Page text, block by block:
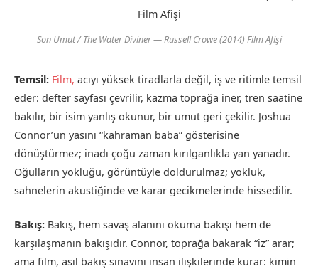
Son Umut / The Water Diviner — Russell Crowe (2014) Film Afişi
Temsil: Film, acıyı yüksek tiradlarla değil, iş ve ritimle temsil
eder: defter sayfası çevrilir, kazma toprağa iner, tren saatine
bakılır, bir isim yanlış okunur, bir umut geri çekilir. Joshua
Connor’un yasını “kahraman baba” gösterisine
dönüştürmez; inadı çoğu zaman kırılganlıkla yan yanadır.
Oğulların yokluğu, görüntüyle doldurulmaz; yokluk,
sahnelerin akustiğinde ve karar gecikmelerinde hissedilir.
Bakış: Bakış, hem savaş alanını okuma bakışı hem de
karşılaşmanın bakışıdır. Connor, toprağa bakarak “iz” arar;
ama film, asıl bakış sınavını insan ilişkilerinde kurar: kimin